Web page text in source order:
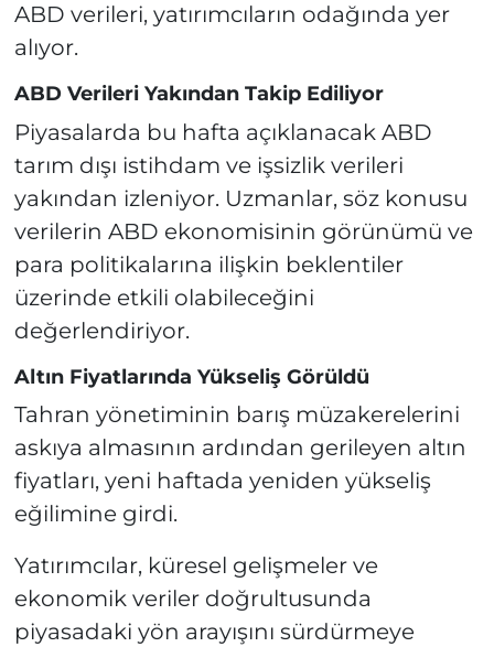
ABD verileri, yatırımcıların odağında yer
alıyor.
ABD Verileri Yakından Takip Ediliyor
Piyasalarda bu hafta açıklanacak ABD
tarım dışı istihdam ve işsizlik verileri
yakından izleniyor. Uzmanlar, söz konusu
verilerin ABD ekonomisinin görünümü ve
para politikalarına ilişkin beklentiler
üzerinde etkili olabileceğini
değerlendiriyor.
Altın Fiyatlarında Yükseliş Görüldü
Tahran yönetiminin barış müzakerelerini
askıya almasının ardından gerileyen altın
fiyatları, yeni haftada yeniden yükseliş
eğilimine girdi.
Yatırımcılar, küresel gelişmeler ve
ekonomik veriler doğrultusunda
piyasadaki yön arayışını sürdürmeye